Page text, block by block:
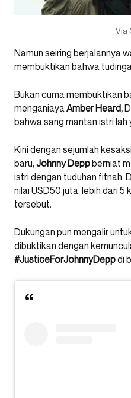
Via
Namun seiring berjalannya
membuktikan bahwa
Bukan cuma membuktikan
menganiaya Amber Heard,
bahwa sang mantan istri lah
Kini dengan sejumlah
baru, Johnny Deppberniat
istri dengan tuduhan fitnah.
nilai USD50 juta, lebih dari
tersebut.
Dukungan pun mengalir
dibuktikan dengan
#JusticeForJohnnyDeppdi